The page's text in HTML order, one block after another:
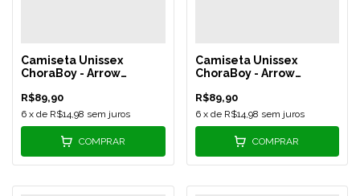
Camiseta Unissex
ChoraBoy - Arrow
551
R$89,90
6 x de R$14,98 sem juros
COMPRAR
Camiseta Unissex
ChoraBoy - Arrow
R$89,90
6 x de R$14,98 sem juros
COMPRAR